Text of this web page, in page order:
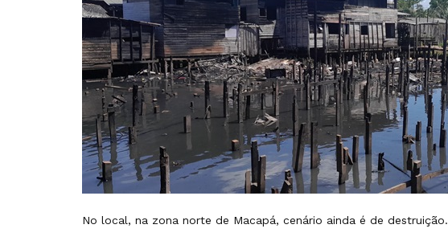
No local, na zona norte de Macapá, cenário ainda é de destruição.